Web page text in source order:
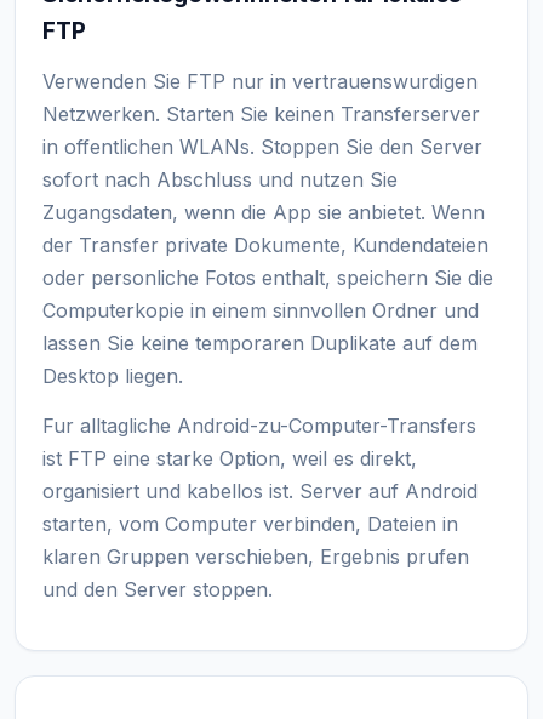
FTP
Verwenden Sie FTP nur in vertrauenswurdigen
Netzwerken. Starten Sie keinen Transferserver
in offentlichen WLANs. Stoppen Sie den Server
sofort nach Abschluss und nutzen Sie
Zugangsdaten, wenn die App sie anbietet. Wenn
der Transfer private Dokumente, Kundendateien
oder personliche Fotos enthalt, speichern Sie die
Computerkopie in einem sinnvollen Ordner und
lassen Sie keine temporaren Duplikate auf dem
Desktop liegen.
Fur alltagliche Android-zu-Computer-Transfers
ist FTP eine starke Option, weil es direkt,
organisiert und kabellos ist. Server auf Android
starten, vom Computer verbinden, Dateien in
klaren Gruppen verschieben, Ergebnis prufen
und den Server stoppen.